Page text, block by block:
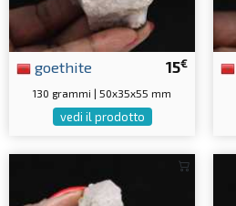
15€
goethite
130 grammi | 50x35x55 mm
vedi il prodotto